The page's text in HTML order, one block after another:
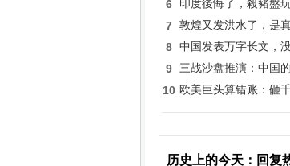
6 印度後悔了，殺豬盤
7 敦煌又发洪水了，是
8 中国发表万字长文，
9 三战沙盘推演：中国
10 欧美巨头算错账：砸
历史上的今天：回复